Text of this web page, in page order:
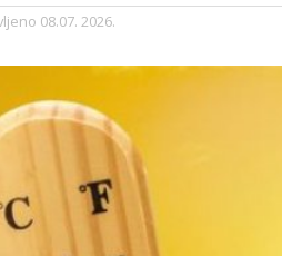
08.07. 2026.